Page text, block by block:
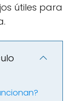
útiles para